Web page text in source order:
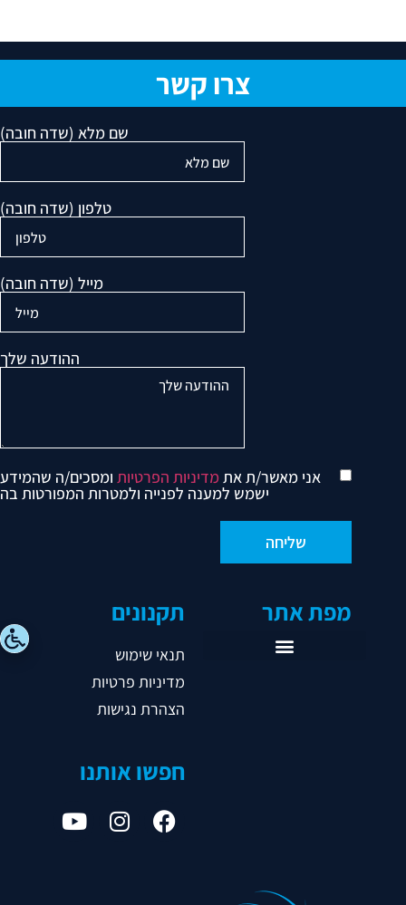
צרו קשר
שם מלא (שדה חובה)
טלפון (שדה חובה)
מייל (שדה חובה)
ההודעה שלך
אני מאשר/ת אתמדיניות הפרטיות ומסכים/ה שהמידע
ישמש למענה לפנייה ולמטרות המפורטות בה
מפת אתר
צור קשר
תקנונים
תנאי שימוש
מדיניות פרטיות
הצהרת נגישות
חפשו אותנו